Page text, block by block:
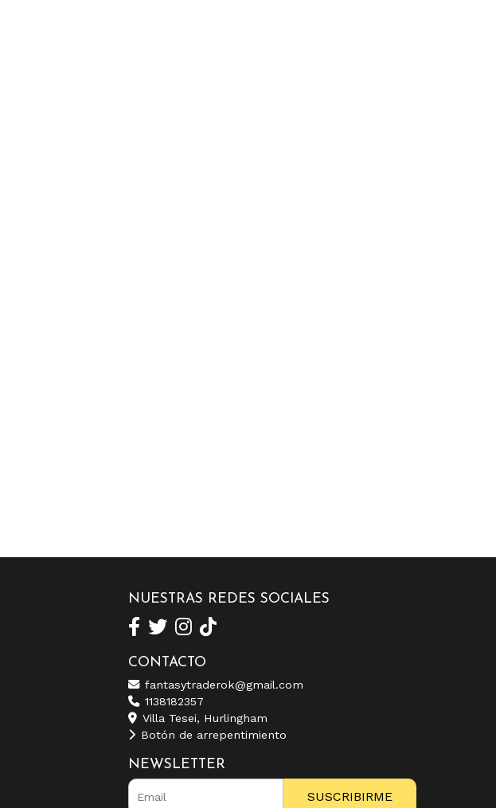
NUESTRAS REDES SOCIALES
CONTACTO
fantasytraderok@gmail.com
1138182357
Villa Tesei, Hurlingham
Botón de arrepentimiento
NEWSLETTER
SUSCRIBIRME